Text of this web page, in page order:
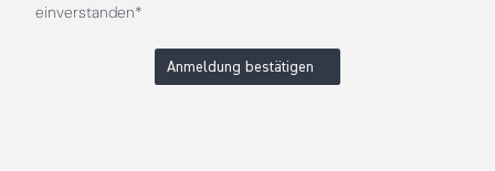
einverstanden*
Anmeldung bestätigen